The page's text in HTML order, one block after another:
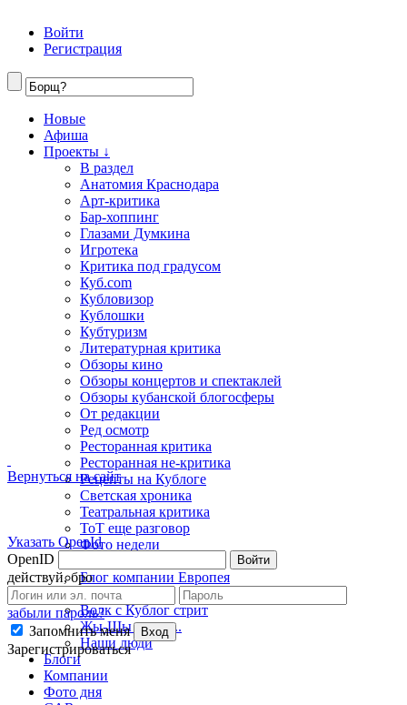
Вернуться на сайт
Указать OpenId
OpenID
Войти
действуй, бро
забыли пароль?
Запомнить меня
Вход
Зарегистрироваться
Войти
Регистрация
Новые
Афиша
Проекты ↓
В раздел
Анатомия Краснодара
Арт-критика
Бар-хоппинг
Глазами Думкина
Игротека
Критика под градусом
Куб.com
Кубловизор
Кублошки
Кубтуризм
Литературная критика
Обзоры кино
Обзоры концертов и спектаклей
Обзоры кубанской блогосферы
От редакции
Ред осмотр
Ресторанная критика
Ресторанная не-критика
Рецепты на Кублоге
Светская хроника
Театральная критика
ТоТ еще разговор
Фото недели
Блог компании Европея
Борщеед
Волк с Кублог стрит
Жы-Шы пиши...
Наши люди
Блоги
Компании
Фото дня